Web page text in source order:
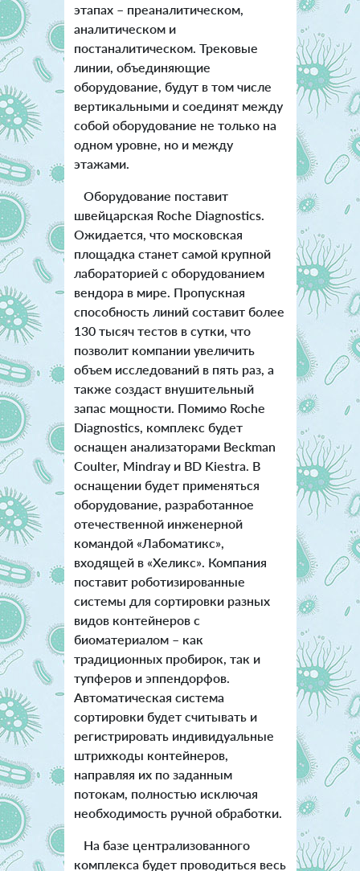
этапах – преаналитическом,
аналитическом и
постаналитическом. Трековые
линии, объединяющие
оборудование, будут в том числе
вертикальными и соединят между
собой оборудование не только на
одном уровне, но и между
этажами.
Оборудование поставит
швейцарская Roche Diagnostics.
Ожидается, что московская
площадка станет самой крупной
лабораторией с оборудованием
вендора в мире. Пропускная
способность линий составит более
130 тысяч тестов в сутки, что
позволит компании увеличить
объем исследований в пять раз, а
также создаст внушительный
запас мощности. Помимо Roche
Diagnostics, комплекс будет
оснащен анализаторами Beckman
Coulter, Mindray и BD Kiestra. В
оснащении будет применяться
оборудование, разработанное
отечественной инженерной
командой «Лабоматикс»,
входящей в «Хеликс». Компания
поставит роботизированные
системы для сортировки разных
видов контейнеров с
биоматериалом – как
традиционных пробирок, так и
тупферов и эппендорфов.
Автоматическая система
сортировки будет считывать и
регистрировать индивидуальные
штрихкоды контейнеров,
направляя их по заданным
потокам, полностью исключая
необходимость ручной обработки.
На базе централизованного
комплекса будет проводиться весь